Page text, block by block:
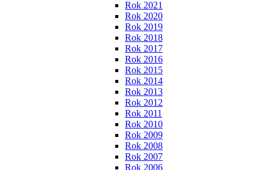
Rok 2021
Rok 2020
Rok 2019
Rok 2018
Rok 2017
Rok 2016
Rok 2015
Rok 2014
Rok 2013
Rok 2012
Rok 2011
Rok 2010
Rok 2009
Rok 2008
Rok 2007
Rok 2006